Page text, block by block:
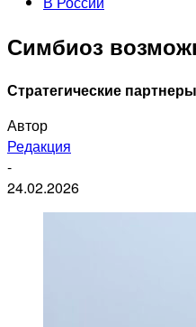
Симбиоз
Стратегические
Автор
Редакция
-
24.02.2026